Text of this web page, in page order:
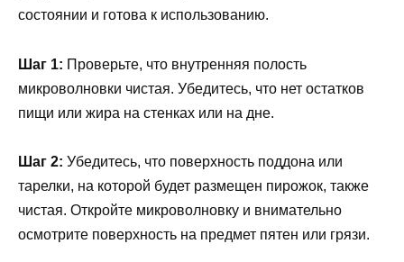
состоянии и готова к использованию.
Шаг 1: Проверьте, что внутренняя полость
микроволновки чистая. Убедитесь, что нет остатков
пищи или жира на стенках или на дне.
Шаг 2: Убедитесь, что поверхность поддона или
тарелки, на которой будет размещен пирожок, также
чистая. Откройте микроволновку и внимательно
осмотрите поверхность на предмет пятен или грязи.